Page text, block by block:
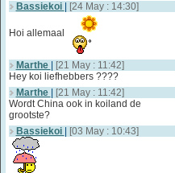
Bassiekoi [24 May : 14:30]
Hoi allemaal
Marthe
[21 May : 11:42]
Hey koi liefhebbers ????
Marthe
[21 May : 11:42]
Wordt China ook in koiland de
grootste?
Bassiekoi
[03 May : 10:43]